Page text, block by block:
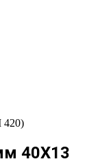
420)
40Х13